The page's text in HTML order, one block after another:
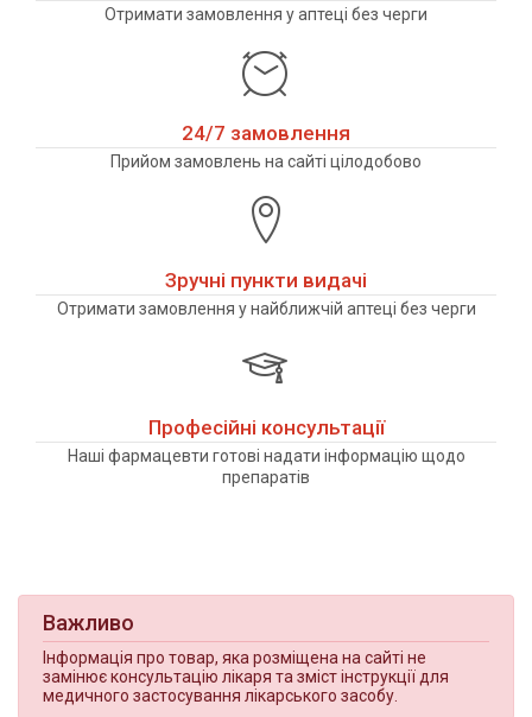
Отримати замовлення у аптеці без черги
24/7 замовлення
Прийом замовлень на сайті цілодобово
Зручні пункти видачі
Отримати замовлення у найближчій аптеці без черги
Професійні консультації
Наші фармацевти готові надати інформацію щодо
препаратів
Важливо
Інформація про товар, яка розміщена на сайті не
замінює консультацію лікаря та зміст інструкції для
медичного застосування лікарського засобу.